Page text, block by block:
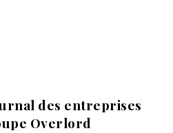
des entreprises
Overlord